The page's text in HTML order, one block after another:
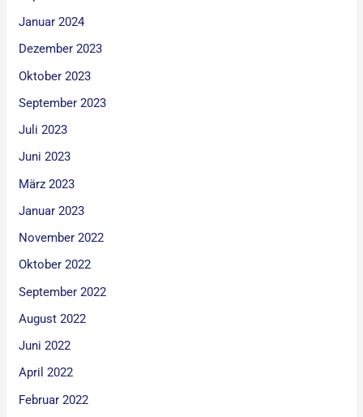
Januar 2024
Dezember 2023
Oktober 2023
September 2023
Juli 2023
Juni 2023
März 2023
Januar 2023
November 2022
Oktober 2022
September 2022
August 2022
Juni 2022
April 2022
Februar 2022